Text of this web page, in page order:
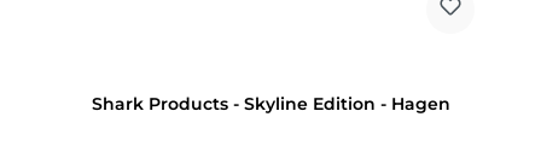
Shark Products - Skyline Edition - Hagen